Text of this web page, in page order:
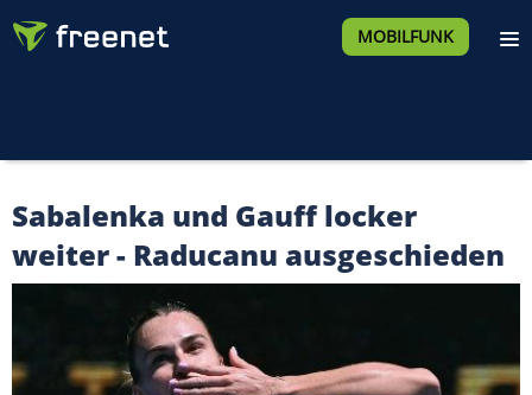
MOBILFUNK
Sabalenka und Gauff locker
weiter - Raducanu ausgeschieden